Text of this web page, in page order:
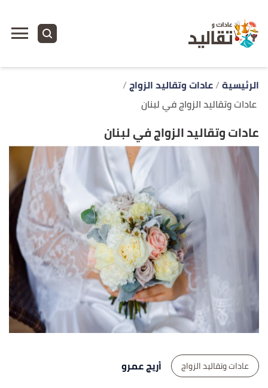
الرئيسية عادات وتقاليد الزواج
عادات وتقاليد الزواج في لبنان
عادات وتقاليد الزواج في لبنان
عادات وتقاليد الزواج
أريج عمرو